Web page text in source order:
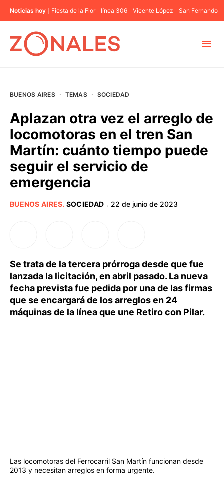
Noticias hoy Fiesta de la Flor línea 306 Vicente López San Fernando
BUENOS AIRES
PROVINCIAS
BUENOS AIRES · TEMAS · SOCIEDAD
Aplazan otra vez el arreglo de
locomotoras en el tren San
Martín: cuánto tiempo puede
seguir el servicio de
emergencia
BUENOS AIRES. SOCIEDAD · 22 de junio de 2023
Se trata de la tercera prórroga desde que fue
lanzada la licitación, en abril pasado. La nueva
fecha prevista fue pedida por una de las firmas
que se encargará de los arreglos en 24
máquinas de la línea que une Retiro con Pilar.
Las locomotoras del Ferrocarril San Martín funcionan desde
2013 y necesitan arreglos en forma urgente.